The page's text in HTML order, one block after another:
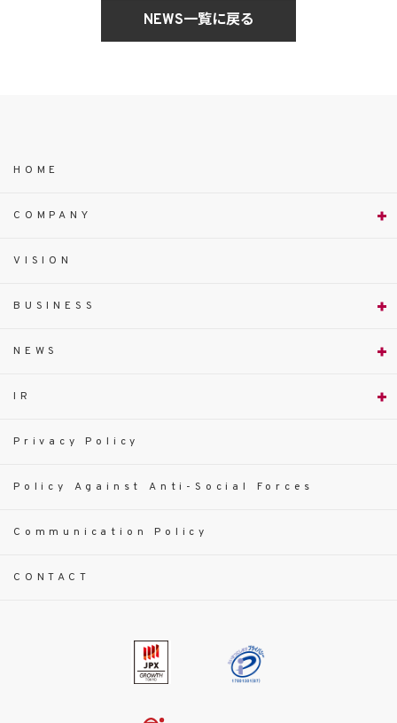
NEWS一覧に戻る
HOME
COMPANY
VISION
BUSINESS
NEWS
IR
Privacy Policy
Policy Against Anti-Social Forces
Communication Policy
CONTACT